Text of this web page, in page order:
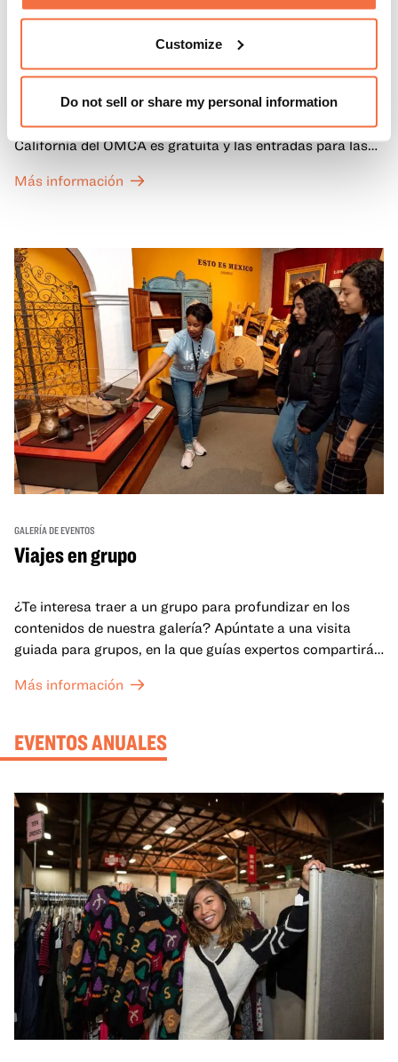
Customize
Do not sell or share my personal information
Primeros domingos
Todos los primeros domingos de mes, la entrada general
a las Galerías de Arte, Historia y Ciencias Naturales de
California del OMCA es gratuita y las entradas para las
a un precio reducido de 6 $.
Más información
GALERÍA DE EVENTOS
Viajes en grupo
¿Te interesa traer a un grupo para profundizar en los
contenidos de nuestra galería? Apúntate a una visita
guiada para grupos, en la que guías expertos compartirán
mejor lo que se expone en las galerías del OMCA.
Más información
EVENTOS ANUALES